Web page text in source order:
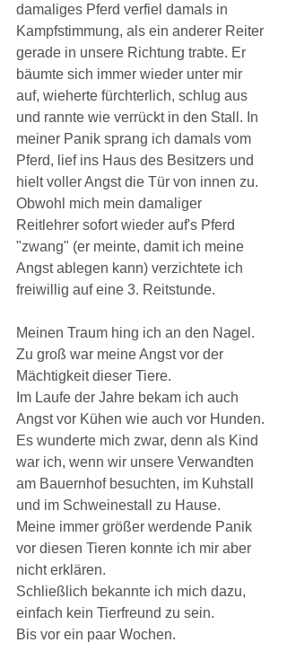
damaliges Pferd verfiel damals in
Kampfstimmung, als ein anderer Reiter
gerade in unsere Richtung trabte. Er
bäumte sich immer wieder unter mir
auf, wieherte fürchterlich, schlug aus
und rannte wie verrückt in den Stall. In
meiner Panik sprang ich damals vom
Pferd, lief ins Haus des Besitzers und
hielt voller Angst die Tür von innen zu.
Obwohl mich mein damaliger
Reitlehrer sofort wieder auf's Pferd
"zwang" (er meinte, damit ich meine
Angst ablegen kann) verzichtete ich
freiwillig auf eine 3. Reitstunde.
Meinen Traum hing ich an den Nagel.
Zu groß war meine Angst vor der
Mächtigkeit dieser Tiere.
Im Laufe der Jahre bekam ich auch
Angst vor Kühen wie auch vor Hunden.
Es wunderte mich zwar, denn als Kind
war ich, wenn wir unsere Verwandten
am Bauernhof besuchten, im Kuhstall
und im Schweinestall zu Hause.
Meine immer größer werdende Panik
vor diesen Tieren konnte ich mir aber
nicht erklären.
Schließlich bekannte ich mich dazu,
einfach kein Tierfreund zu sein.
Bis vor ein paar Wochen.